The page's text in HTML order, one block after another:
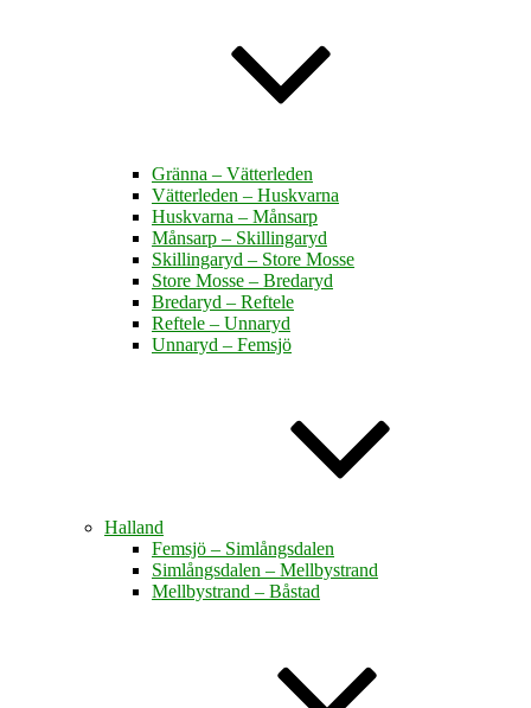
Gränna – Vätterleden
Vätterleden – Huskvarna
Huskvarna – Månsarp
Månsarp – Skillingaryd
Skillingaryd – Store Mosse
Store Mosse – Bredaryd
Bredaryd – Reftele
Reftele – Unnaryd
Unnaryd – Femsjö
Halland
Femsjö – Simlångsdalen
Simlångsdalen – Mellbystrand
Mellbystrand – Båstad